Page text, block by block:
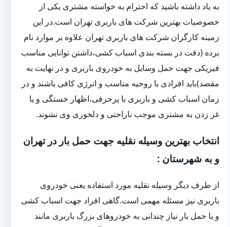
به یاد داشته باشید که احترام به خواسته مشتری یکی از
خصوصیات بهترین شرکت های باربری تهران است.در این
زمینه کارگران شرکت های باربری تهران علاوه بر موارد نام
برده (دقت در بسته بندی اسباب کشی،داشتن توانایی مناسب
فیزیکی جهت حمل وسایل به خودروی باربری و در نهایت به
مقصد)باید افرادی با روحیه مناسب و انرژی کافی باشند و در
زمان اسباب کشی و باربری با پرحرفی،اظهار خستگی و یا
غر زدن به مشتری موجب ناراحتی و دلخوری وی نشوند.
انتخاب بهترین وسیله نقلیه جهت حمل بار در تهران
و به شهرستان :
از طرف دیگر وسیله نقلیه مورد استفاده یعنی خودروی
باربری نیز مسئله مهمی است.گاهی افراد جهت اسباب کشی
و یا حمل بار نیاز چندانی به خودروهای بزرگ باربری مانند